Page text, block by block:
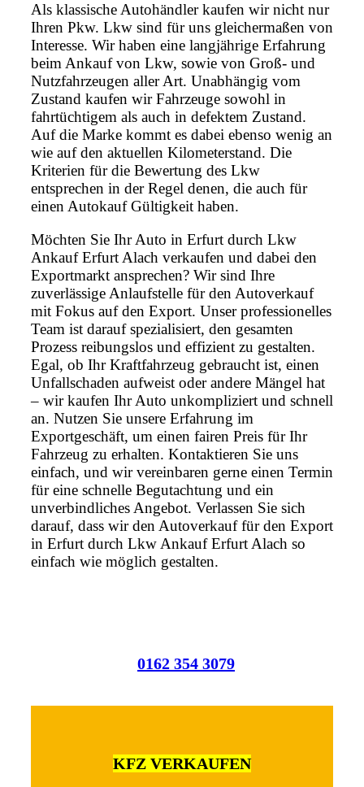
Als klassische Autohändler kaufen wir nicht nur
Ihren Pkw. Lkw sind für uns gleichermaßen von
Interesse. Wir haben eine langjährige Erfahrung
beim Ankauf von Lkw, sowie von Groß- und
Nutzfahrzeugen aller Art. Unabhängig vom
Zustand kaufen wir Fahrzeuge sowohl in
fahrtüchtigem als auch in defektem Zustand.
Auf die Marke kommt es dabei ebenso wenig an
wie auf den aktuellen Kilometerstand. Die
Kriterien für die Bewertung des Lkw
entsprechen in der Regel denen, die auch für
einen Autokauf Gültigkeit haben.
Möchten Sie Ihr Auto in Erfurt durch Lkw
Ankauf Erfurt Alach verkaufen und dabei den
Exportmarkt ansprechen? Wir sind Ihre
zuverlässige Anlaufstelle für den Autoverkauf
mit Fokus auf den Export. Unser professionelles
Team ist darauf spezialisiert, den gesamten
Prozess reibungslos und effizient zu gestalten.
Egal, ob Ihr Kraftfahrzeug gebraucht ist, einen
Unfallschaden aufweist oder andere Mängel hat
– wir kaufen Ihr Auto unkompliziert und schnell
an. Nutzen Sie unsere Erfahrung im
Exportgeschäft, um einen fairen Preis für Ihr
Fahrzeug zu erhalten. Kontaktieren Sie uns
einfach, und wir vereinbaren gerne einen Termin
für eine schnelle Begutachtung und ein
unverbindliches Angebot. Verlassen Sie sich
darauf, dass wir den Autoverkauf für den Export
in Erfurt durch Lkw Ankauf Erfurt Alach so
einfach wie möglich gestalten.
0162 354 3079
KFZ VERKAUFEN